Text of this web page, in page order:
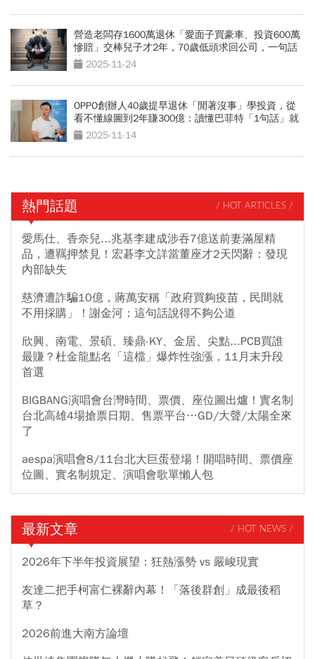
營造老闆存1600萬退休「愛面子買豪車、投資600萬
慘賠」交棒兒子才2年，70歲低頭求回公司，一句話
讓他醒悟
2025-11-24
OPPO創辦人40歲提早退休「閒著沒事」學投資，從
看不懂線圖到2年賺300億：讀懂巴菲特「1句話」就
夠了2025-11-14
熱門話題 / HOT ARTICLES /
愛馬仕、香奈兒...兆基李建成涉吞7億送前妻滿屋精
品，遭羈押禁見！宏碁李文詳當董座才2天閃辭：發現
內部缺失
慈濟遭詐騙10億，蔣萬安稱「政府買夠疫苗，民間就
不用採購」！謝金河：這句話說得不夠公道
欣興、南電、景碩、臻鼎-KY、金居、尖點...PCB買誰
最賺？杜金龍點名「這檔」爆炸性強漲，11月末升段
首選
BIGBANG演唱會台灣時間、票價、座位圖出爐！實名制
台北高雄4場搶票日期、售票平台…GD/大聲/太陽全來
了
aespa演唱會8/11台北大巨蛋登場！開唱時間、票價座
位圖、實名制規定、演唱會歌單懶人包
最新文章 / HOT NEWS /
2026年下半年投資展望：狂熱漲勢 vs 嚴峻現實
友達二把手柯富仁裸辭內幕！「落後群創」成最後稻
草？
2026前進大南方論壇